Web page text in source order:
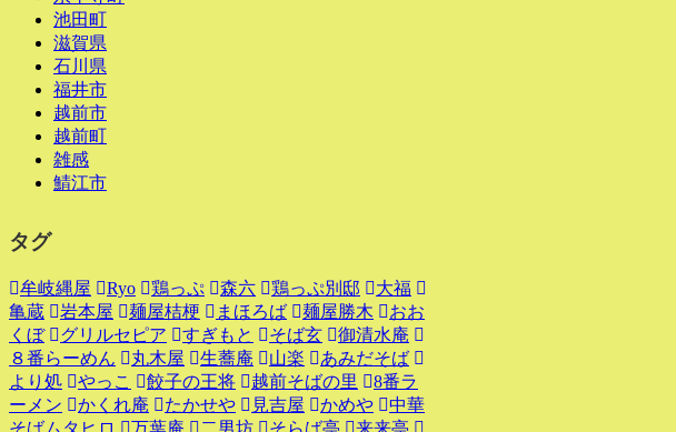
池田町
滋賀県
石川県
福井市
越前市
越前町
雑感
鯖江市
タグ
牟岐縄屋 Ryo 鶏っぷ 森六 鶏っぷ別邸
大福
亀蔵
岩本屋 麺屋桔梗 まほろば 麺屋勝木
おお
くぼ
グリルセピア すぎもと そば玄
御清水庵
８番らーめん
丸木屋 生蕎庵 山楽
あみだそば
より処
やっこ 餃子の王将 越前そばの里
8番ラ
ーメン
かくれ庵 たかせや 見吉屋 かめや
中華
そばムタヒロ
万葉庵 二男坊 そらば亭 来来亭